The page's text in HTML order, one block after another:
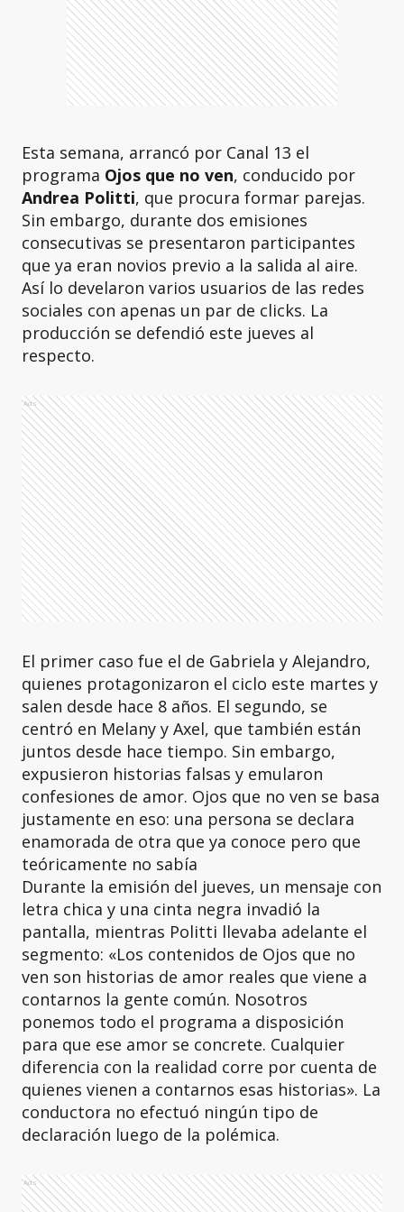
Esta semana, arrancó por Canal 13 el
programa Ojos que no ven, conducido por
Andrea Politti, que procura formar parejas.
Sin embargo, durante dos emisiones
consecutivas se presentaron participantes
que ya eran novios previo a la salida al aire.
Así lo develaron varios usuarios de las redes
sociales con apenas un par de clicks. La
producción se defendió este jueves al
respecto.
Ads
El primer caso fue el de Gabriela y Alejandro,
quienes protagonizaron el ciclo este martes y
salen desde hace 8 años. El segundo, se
centró en Melany y Axel, que también están
juntos desde hace tiempo. Sin embargo,
expusieron historias falsas y emularon
confesiones de amor. Ojos que no ven se basa
justamente en eso: una persona se declara
enamorada de otra que ya conoce pero que
teóricamente no sabía
Durante la emisión del jueves, un mensaje con
letra chica y una cinta negra invadió la
pantalla, mientras Politti llevaba adelante el
segmento: «Los contenidos de Ojos que no
ven son historias de amor reales que viene a
contarnos la gente común. Nosotros
ponemos todo el programa a disposición
para que ese amor se concrete. Cualquier
diferencia con la realidad corre por cuenta de
quienes vienen a contarnos esas historias». La
conductora no efectuó ningún tipo de
declaración luego de la polémica.
Ads